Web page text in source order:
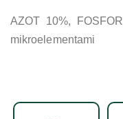
AZOT 10%,
mikroelementami